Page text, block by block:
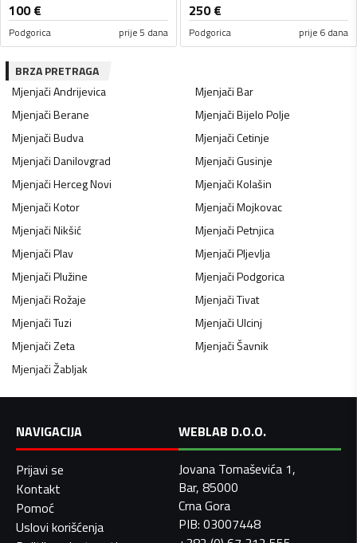
100€
Podgorica prije 5 dana
250€
Podgorica prije 6 dana
BRZA PRETRAGA
MjenjačiAndrijevica MjenjačiBar
MjenjačiBerane MjenjačiBijelo Polje
MjenjačiBudva MjenjačiCetinje
MjenjačiDanilovgrad MjenjačiGusinje
MjenjačiHerceg Novi MjenjačiKolašin
MjenjačiKotor MjenjačiMojkovac
MjenjačiNikšić MjenjačiPetnjica
MjenjačiPlav MjenjačiPljevlja
MjenjačiPlužine MjenjačiPodgorica
MjenjačiRožaje MjenjačiTivat
MjenjačiTuzi MjenjačiUlcinj
MjenjačiZeta MjenjačiŠavnik
MjenjačiŽabljak
NAVIGACIJA
Prijavi se
Kontakt
Pomoć
Uslovi korišćenja
WEBLAB D.O.O.
Jovana Tomaševića 1,
Bar, 85000
Crna Gora
PIB: 03007448